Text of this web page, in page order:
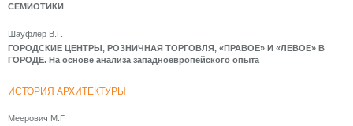
СЕМИОТИКИ
Шауфлер В.Г.
ГОРОДСКИЕ ЦЕНТРЫ, РОЗНИЧНАЯ ТОРГОВЛЯ, «ПРАВОЕ» И «ЛЕВОЕ» В
ГОРОДЕ. На основе анализа западноевропейского опыта
ИСТОРИЯ АРХИТЕКТУРЫ
Меерович М.Г.